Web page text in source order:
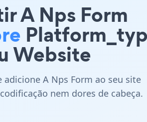
A Nps Form
Website
adicione A Nps Form ao seu site
nem dores de cabeça.